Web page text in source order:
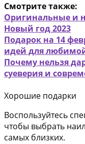
Смотрите также:
Оригинальные и
Новый год 2023
Подарок на 14
идей для
Почему нельзя
суеверия и
Хорошие подарки
Воспользуйтесь
чтобы выбрать
самых близких.